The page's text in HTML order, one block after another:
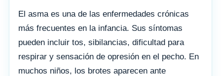
El asma es una de las enfermedades crónicas
más frecuentes en la infancia. Sus síntomas
pueden incluir tos, sibilancias, dificultad para
respirar y sensación de opresión en el pecho. En
muchos niños, los brotes aparecen ante